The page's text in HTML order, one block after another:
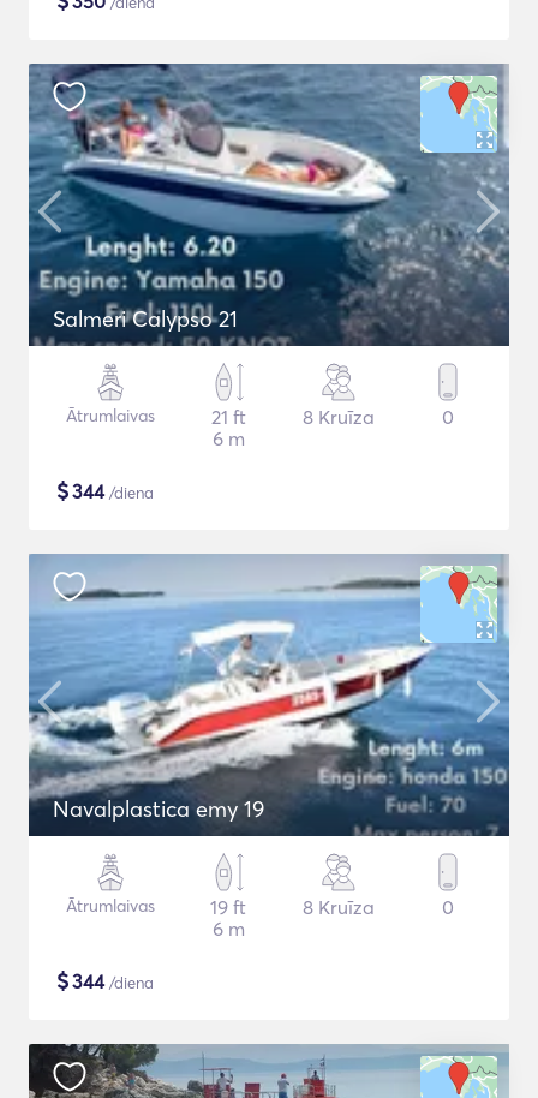
Salmeri Calypso 21
Ātrumlaivas
21 ft
6 m
8 Kruīza 0
$344/diena
Navalplastica emy 19
Ātrumlaivas
19 ft
6 m
8 Kruīza 0
$344/diena